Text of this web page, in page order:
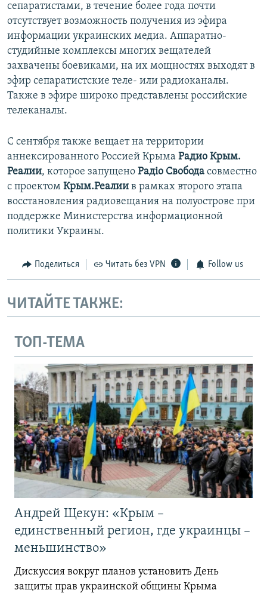
сепаратистами, в течение более года почти
отсутствует возможность получения из эфира
информации украинских медиа. Аппаратно-
студийные комплексы многих вещателей
захвачены боевиками, на их мощностях выходят в
эфир сепаратистские теле- или радиоканалы.
Также в эфире широко представлены российские
телеканалы.
С сентября также вещает на территории
аннексированного Россией Крыма Радио Крым.
Реалии, которое запущено Радіо Свобода совместно
с проектом Крым.Реалии в рамках второго этапа
восстановления радиовещания на полуострове при
поддержке Министерства информационной
политики Украины.
Поделиться Читать без VPN Follow us
ЧИТАЙТЕ ТАКЖЕ:
ТОП-ТЕМА
Андрей Щекун: «Крым –
единственный регион, где украинцы –
меньшинство»
Дискуссия вокруг планов установить День
защиты прав украинской общины Крыма